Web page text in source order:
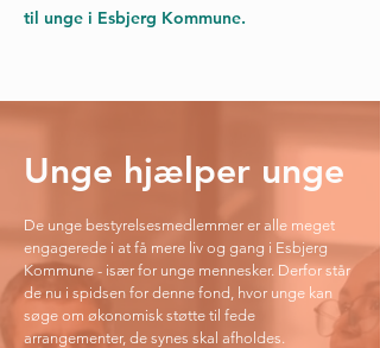
til unge i Esbjerg Kommune.
Unge hjælper unge
De unge bestyrelsesmedlemmer er alle meget
engagerede i at få mere liv og gang i Esbjerg
Kommune - især for unge mennesker. Derfor står
de nu i spidsen for denne fond, hvor unge kan
søge om økonomisk støtte til fede
arrangementer, de synes skal afholdes.